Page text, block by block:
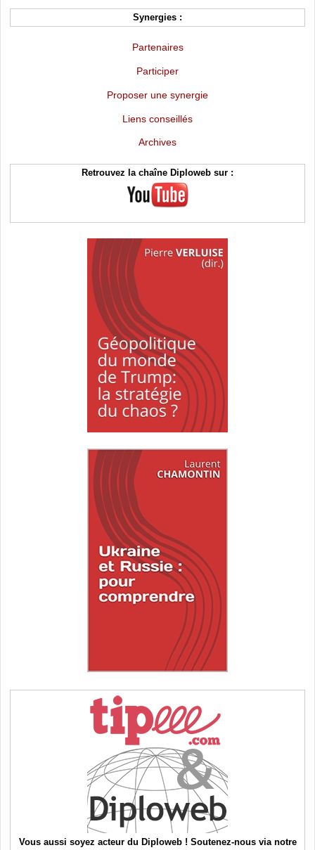
Synergies :
Partenaires
Participer
Proposer une synergie
Liens conseillés
Archives
Retrouvez la chaîne Diploweb sur :
Vous aussi soyez acteur du Diploweb ! Soutenez-nous via notre